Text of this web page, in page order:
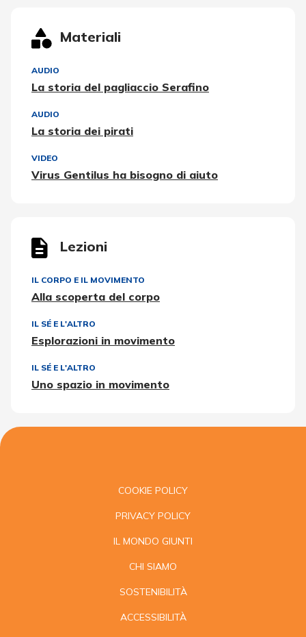
Materiali
AUDIO
La storia del pagliaccio Serafino
AUDIO
La storia dei pirati
VIDEO
Virus Gentilus ha bisogno di aiuto
Lezioni
IL CORPO E IL MOVIMENTO
Alla scoperta del corpo
IL SÉ E L'ALTRO
Esplorazioni in movimento
IL SÉ E L'ALTRO
Uno spazio in movimento
COOKIE POLICY
PRIVACY POLICY
IL MONDO GIUNTI
CHI SIAMO
SOSTENIBILITÀ
ACCESSIBILITÀ